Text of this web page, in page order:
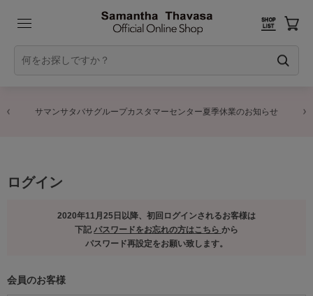
サマンサタバサグループカスタマーセンター夏季休業のお知らせ
ログイン
2020年11月25日以降、初回ログインされるお客様は
下記パスワードをお忘れの方はこちら から
パスワード再設定をお願い致します。
会員のお客様